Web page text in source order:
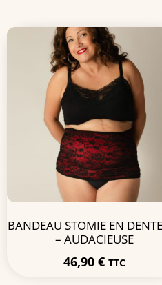
BANDEAU STOMIE EN
– AUDACIEUSE
46,90 € TTC